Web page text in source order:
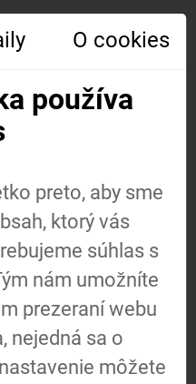
O cookies
používa
preto, aby sme
ktorý vás
súhlas s
nám umožníte
prezeraní webu
nejedná sa o
môžete